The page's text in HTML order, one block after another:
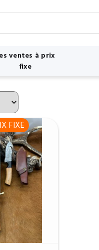
ventes à prix
fixe
FIXE